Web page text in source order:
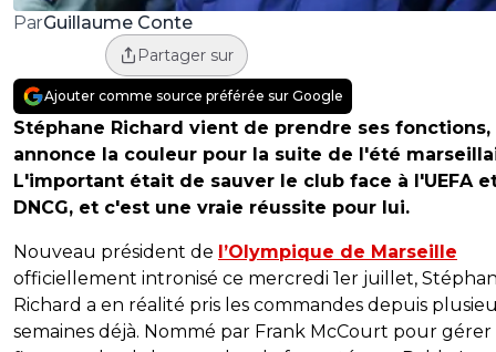
ParGuillaume Conte
Partager sur
Ajouter comme source préférée sur Google
Stéphane Richard vient de prendre ses
annonce la couleur pour la suite de l'été
L'important était de sauver le club face à l'UEFA
DNCG, et c'est une vraie réussite pour lui.
Nouveau président de l’Olympique de Marseille
officiellement intronisé ce mercredi 1er juillet,
Richard a en réalité pris les commandes depuis
semaines déjà. Nommé par Frank McCourt pour gérer